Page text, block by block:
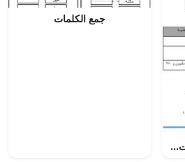
مذكرة أسئلة شاملة (رياضيات) الخامس
جمع الكلمات